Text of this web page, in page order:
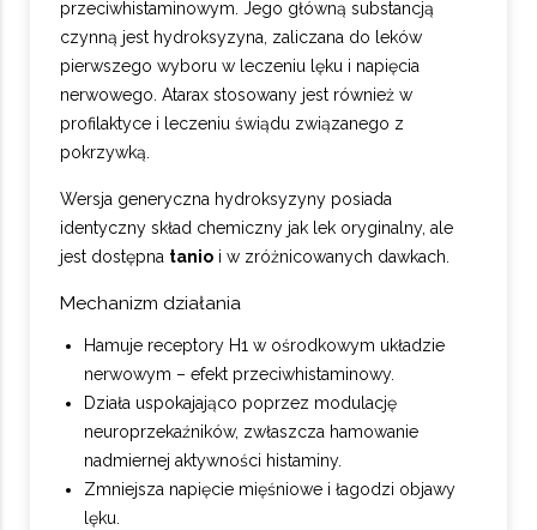
przeciwhistaminowym. Jego główną substancją
czynną jest hydroksyzyna, zaliczana do leków
pierwszego wyboru w leczeniu lęku i napięcia
nerwowego. Atarax stosowany jest również w
profilaktyce i leczeniu świądu związanego z
pokrzywką.
Wersja generyczna hydroksyzyny posiada
identyczny skład chemiczny jak lek oryginalny, ale
jest dostępna tanio i w zróżnicowanych dawkach.
Mechanizm działania
Hamuje receptory H1 w ośrodkowym układzie
nerwowym – efekt przeciwhistaminowy.
Działa uspokajająco poprzez modulację
neuroprzekaźników, zwłaszcza hamowanie
nadmiernej aktywności histaminy.
Zmniejsza napięcie mięśniowe i łagodzi objawy
lęku.